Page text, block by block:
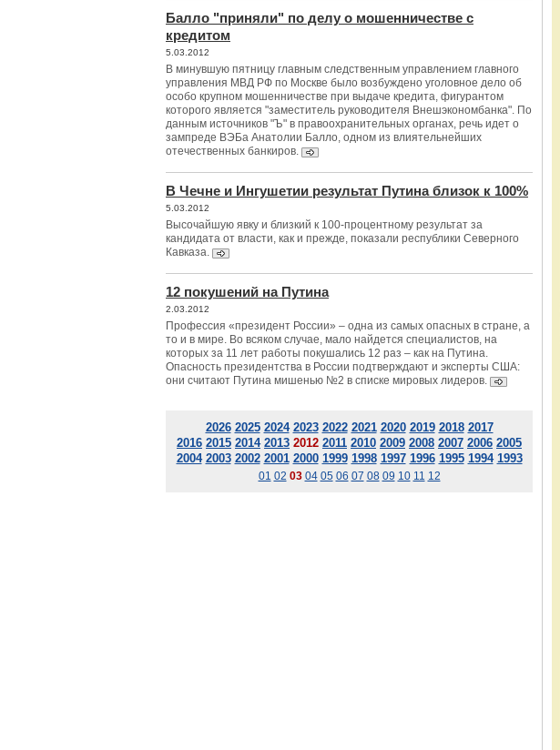
Балло "приняли" по делу о мошенничестве с
кредитом
5.03.2012
В минувшую пятницу главным следственным управлением главного
управления МВД РФ по Москве было возбуждено уголовное дело об
особо крупном мошенничестве при выдаче кредита, фигурантом
которого является "заместитель руководителя Внешэкономбанка". По
данным источников "Ъ" в правоохранительных органах, речь идет о
зампреде ВЭБа Анатолии Балло, одном из влиятельнейших
отечественных банкиров.
В Чечне и Ингушетии результат Путина близок к 100%
5.03.2012
Высочайшую явку и близкий к 100-процентному результат за
кандидата от власти, как и прежде, показали республики Северного
Кавказа.
12 покушений на Путина
2.03.2012
Профессия «президент России» – одна из самых опасных в стране, а
то и в мире. Во всяком случае, мало найдется специалистов, на
которых за 11 лет работы покушались 12 раз – как на Путина.
Опасность президентства в России подтверждают и эксперты США:
они считают Путина мишенью №2 в списке мировых лидеров.
2026 2025 2024 2023 2022 2021 2020 2019 2018 2017
2016 2015 2014 2013 2012 2011 2010 2009 2008 2007 2006 2005
2004 2003 2002 2001 2000 1999 1998 1997 1996 1995 1994 1993
01 02 03 04 05 06 07 08 09 10 11 12